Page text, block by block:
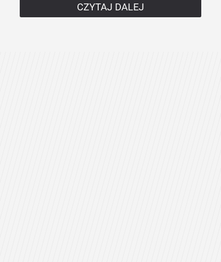
CZYTAJ DALEJ